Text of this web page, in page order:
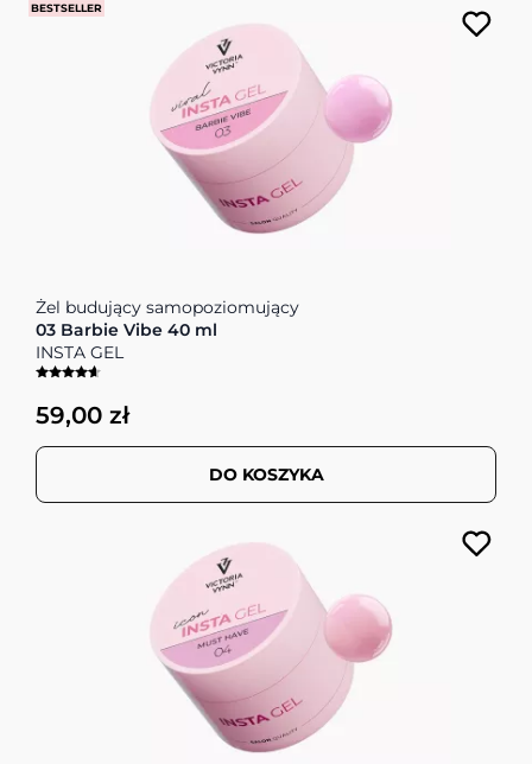
BESTSELLER
Żel budujący samopoziomujący
03 Barbie Vibe 40 ml
INSTA GEL
59,00 zł
DO KOSZYKA